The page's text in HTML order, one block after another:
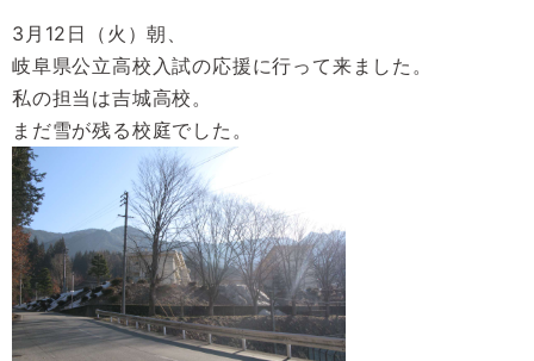
3月12日（火）朝、
岐阜県公立高校入試の応援に行って来ました。
私の担当は吉城高校。
まだ雪が残る校庭でした。